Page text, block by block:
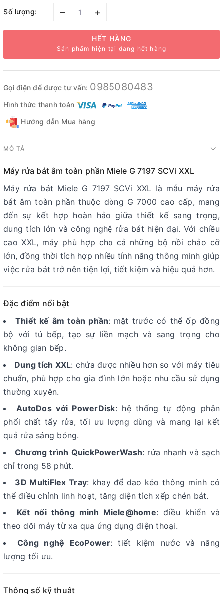
Số lượng: – +
HẾT HÀNG
Sản phẩm hiện tại đang hết hàng
Gọi điện để được tư vấn: 0985080483
Hình thức thanh toán
Hướng dẫn Mua hàng
MÔ TẢ
Máy rửa bát âm toàn phần Miele G 7197 SCVi XXL
Máy rửa bát Miele G 7197 SCVi XXL là mẫu máy rửa
bát âm toàn phần thuộc dòng G 7000 cao cấp, mang
đến sự kết hợp hoàn hảo giữa thiết kế sang trọng,
dung tích lớn và công nghệ rửa bát hiện đại. Với chiều
cao XXL, máy phù hợp cho cả những bộ nồi chảo cỡ
lớn, đồng thời tích hợp nhiều tính năng thông minh giúp
việc rửa bát trở nên tiện lợi, tiết kiệm và hiệu quả hơn.
Đặc điểm nổi bật
Thiết kế âm toàn phần: mặt trước có thể ốp đồng
bộ với tủ bếp, tạo sự liền mạch và sang trọng cho
không gian bếp.
Dung tích XXL: chứa được nhiều hơn so với máy tiêu
chuẩn, phù hợp cho gia đình lớn hoặc nhu cầu sử dụng
thường xuyên.
AutoDos với PowerDisk: hệ thống tự động phân
phối chất tẩy rửa, tối ưu lượng dùng và mang lại kết
quả rửa sáng bóng.
Chương trình QuickPowerWash: rửa nhanh và sạch
chỉ trong 58 phút.
3D MultiFlex Tray: khay để dao kéo thông minh có
thể điều chỉnh linh hoạt, tăng diện tích xếp chén bát.
Kết nối thông minh Miele@home: điều khiển và
theo dõi máy từ xa qua ứng dụng điện thoại.
Công nghệ EcoPower: tiết kiệm nước và năng
lượng tối ưu.
Thông số kỹ thuật